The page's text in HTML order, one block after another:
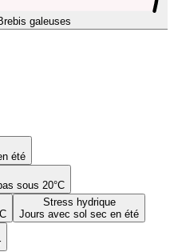
galeuses
été
sous 20°C
Stress hydrique
Jours avec sol sec en été